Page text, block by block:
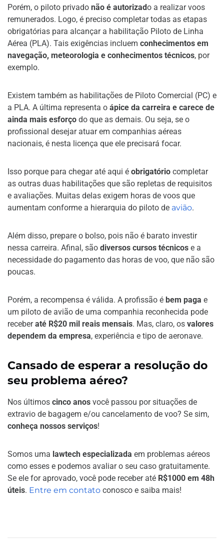
Porém, o piloto privado não é autorizado a realizar voos
remunerados. Logo, é preciso completar todas as etapas
obrigatórias para alcançar a habilitação Piloto de Linha
Aérea (PLA). Tais exigências incluem conhecimentos em
navegação, meteorologia e conhecimentos técnicos, por
exemplo.
Existem também as habilitações de Piloto Comercial (PC) e
a PLA. A última representa o ápice da carreira e carece de
ainda mais esforço do que as demais. Ou seja, se o
profissional desejar atuar em companhias aéreas
nacionais, é nesta licença que ele precisará focar.
Isso porque para chegar até aqui é obrigatório completar
as outras duas habilitações que são repletas de requisitos
e avaliações. Muitas delas exigem horas de voos que
aumentam conforme a hierarquia do piloto de avião.
Além disso, prepare o bolso, pois não é barato investir
nessa carreira. Afinal, são diversos cursos técnicos e a
necessidade do pagamento das horas de voo, que não são
poucas.
Porém, a recompensa é válida. A profissão é bem paga e
um piloto de avião de uma companhia reconhecida pode
receberaté R$20 mil reais mensais. Mas, claro, os valores
dependem da empresa, experiência e tipo de aeronave.
Cansado de esperar a resolução do
seu problema aéreo?
Nos últimos cinco anos você passou por situações de
extravio de bagagem e/ou cancelamento de voo? Se sim,
conheça nossos serviços!
Somos uma lawtech especializada em problemas aéreos
como esses e podemos avaliar o seu caso gratuitamente.
Se ele for aprovado, você pode receber até R$1000 em 48h
úteis. Entre em contato conosco e saiba mais!